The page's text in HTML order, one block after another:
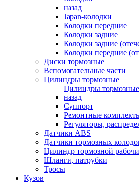
назад
Japan-колодки
Колодки передние
Колодки задние
Колодки задние
Колодки передние
Диски тормозные
Вспомогательные части
Цилиндры тормозные
Цилиндры тормозные
назад
Суппорт
Ремонтные
Регуляторы,
Датчики ABS
Датчики тормозных
Цилиндр тормозной
Шланги, патрубки
Тросы
Кузов